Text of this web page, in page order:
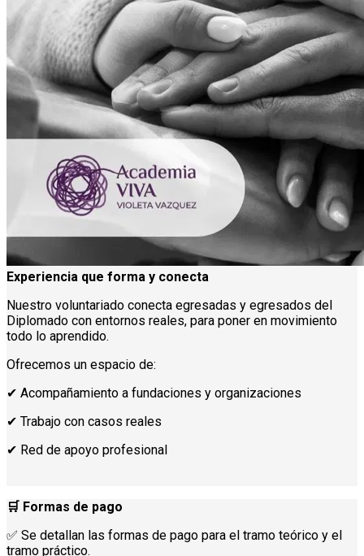
Experiencia que forma y conecta
Nuestro voluntariado conecta egresadas y egresados del
Diplomado con entornos reales, para poner en movimiento
todo lo aprendido.
Ofrecemos un espacio de:
✔ Acompañamiento a fundaciones y organizaciones
✔ Trabajo con casos reales
✔ Red de apoyo profesional
🛒 Formas de pago
✅ Se detallan las formas de pago para el tramo teórico y el
tramo práctico.